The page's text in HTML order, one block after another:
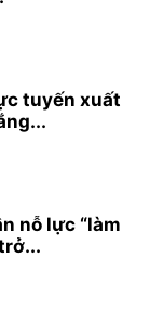
tuyến xuất
nỗ lực “làm